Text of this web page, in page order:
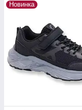
Новинка